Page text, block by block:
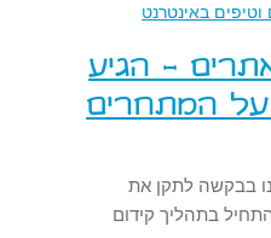
באינטרנט
- הגיע
המתחרים
בבקשה לתקן את
בתהליך קידום